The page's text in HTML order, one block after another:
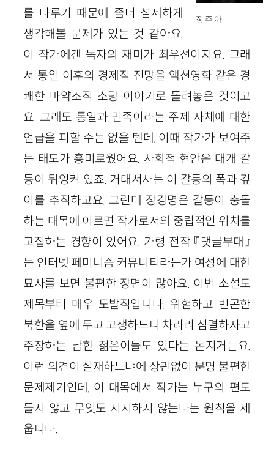
정 주 아
를 다루기 때문에 좀더 섬세하게
생각해볼 문제가 있는 것 같아요.
이 작가에겐 독자의 재미가 최우선이지요. 그래
서 통일 이후의 경제적 전망을 액션영화 같은 경
쾌한 마약조직 소탕 이야기로 돌려놓은 것이고
요. 그래도 통일과 민족이라는 주제 자체에 대한
언급을 피할 수는 없을 텐데, 이때 작가가 보여주
는 태도가 흥미로웠어요. 사회적 현안은 대개 갈
등이 뒤엉켜 있죠. 거대서사는 이 갈등의 폭과 깊
이를 추적하고요. 그런데 장강명은 갈등이 충돌
하는 대목에 이르면 작가로서의 중립적인 위치를
고집하는 경향이 있어요. 가령 전작 『댓글부대』
는 인터넷 페미니즘 커뮤니티라든가 여성에 대한
묘사를 보면 불편한 장면이 많아요. 이번 소설도
제목부터 매우 도발적입니다. 위험하고 빈곤한
북한을 옆에 두고 고생하느니 차라리 섬멸하자고
주장하는 남한 젊은이들도 있다는 논지거든요.
이런 의견이 실재하느냐에 상관없이 분명 불편한
문제제기인데, 이 대목에서 작가는 누구의 편도
들지 않고 무엇도 지지하지 않는다는 원칙을 세
웁니다.